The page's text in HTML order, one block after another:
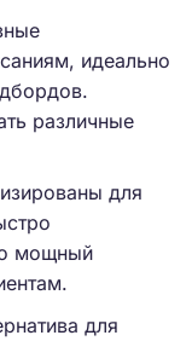
идеально
различные
для
мощный
для